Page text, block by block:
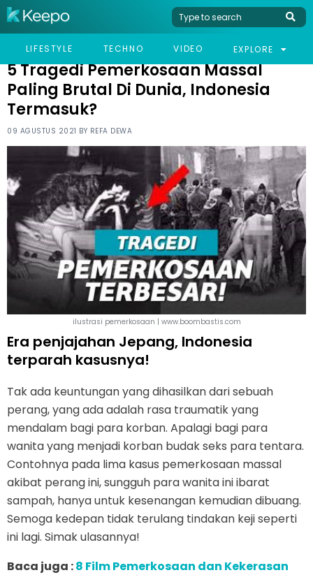
LIFESTYLE TECHNO VIDEO EXPLORE
HOME VIRAL
5 TRAGEDI PEMERKOSAAN MASSAL PALING BRUTAL DI DUNIA,
5 Tragedi Pemerkosaan Massal
Paling Brutal Di Dunia, Indonesia
Termasuk?
09 AGUSTUS 2021 BY REFA DEWA
ilustrasi pemerkosaan | www.boombastis.com
Era penjajahan Jepang, Indonesia
terparah kasusnya!
Tak ada keuntungan yang dihasilkan dari sebuah
perang, yang ada adalah rasa traumatik yang
mendalam bagi para korban. Apalagi bagi para
wanita yang menjadi korban budak seks para tentara.
Contohnya pada lima kasus pemerkosaan massal
akibat perang ini, sungguh para wanita ini ibarat
sampah, hanya untuk kesenangan kemudian dibuang.
Semoga kedepan tidak terulang tindakan keji seperti
ini lagi. Simak ulasannya!
Baca juga :8 Film Pemerkosaan dan Kekerasan